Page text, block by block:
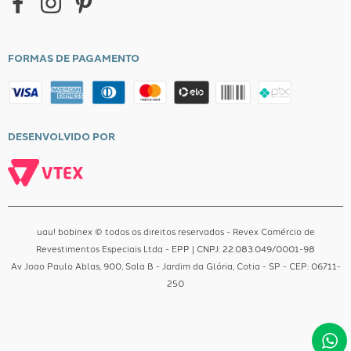
Central de Atendimento
FORMAS DE PAGAMENTO
DESENVOLVIDO POR
uau! bobinex © todos os direitos reservados - Revex Comércio de
Revestimentos Especiais Ltda - EPP | CNPJ: 22.083.049/0001-98
Av Joao Paulo Ablas, 900, Sala B - Jardim da Glória, Cotia - SP - CEP: 06711-
250